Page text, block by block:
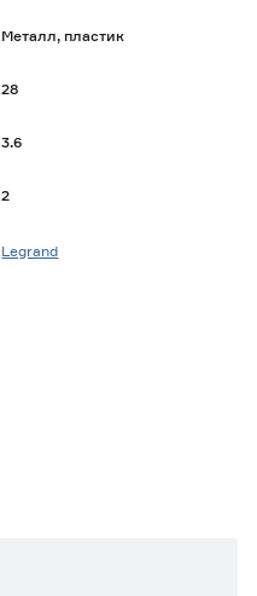
Металл, пластик
28
3.6
2
Legrand